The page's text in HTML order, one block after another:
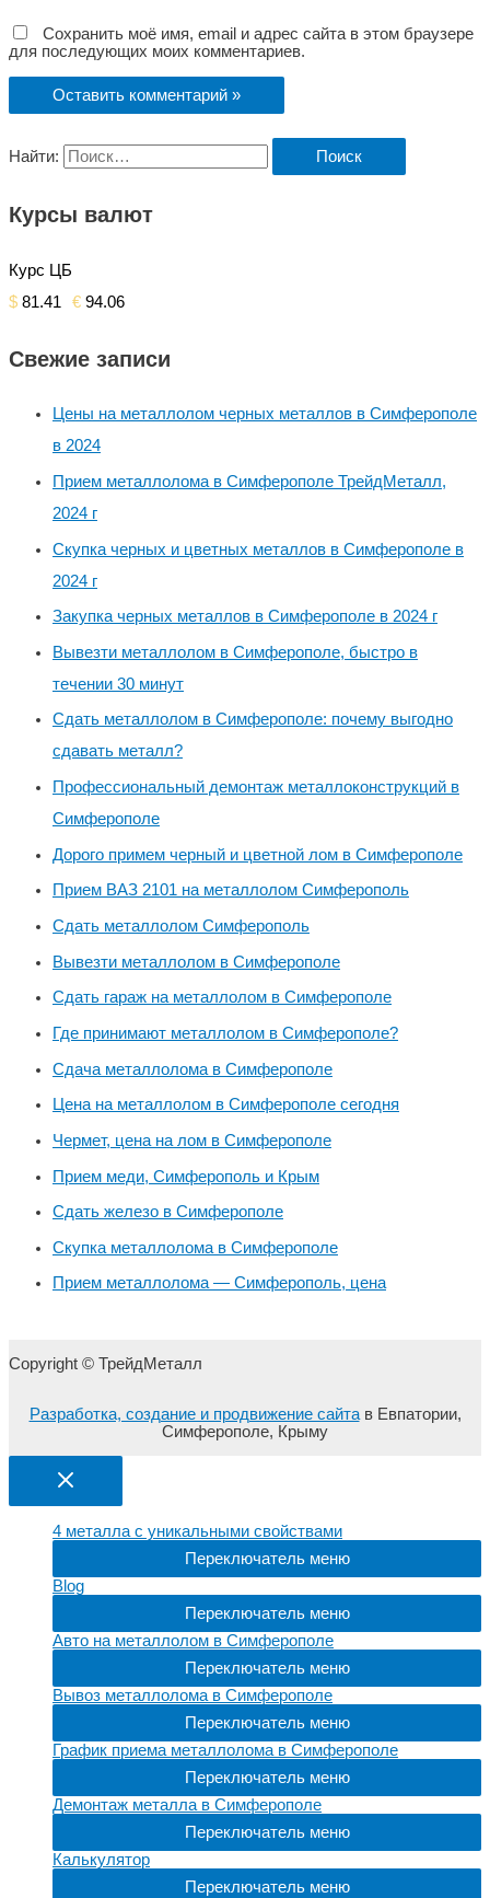
Сохранить моё имя, email и адрес сайта в этом браузере
для последующих моих комментариев.
Найти:
Курсы валют
Курс ЦБ
$ 81.41 € 94.06
Свежие записи
Цены на металлолом черных металлов в Симферополе
в 2024
Прием металлолома в Симферополе ТрейдМеталл,
2024 г
Скупка черных и цветных металлов в Симферополе в
2024 г
Закупка черных металлов в Симферополе в 2024 г
Вывезти металлолом в Симферополе, быстро в
течении 30 минут
Сдать металлолом в Симферополе: почему выгодно
сдавать металл?
Профессиональный демонтаж металлоконструкций в
Симферополе
Дорого примем черный и цветной лом в Симферополе
Прием ВАЗ 2101 на металлолом Симферополь
Сдать металлолом Симферополь
Вывезти металлолом в Симферополе
Сдать гараж на металлолом в Симферополе
Где принимают металлолом в Симферополе?
Сдача металлолома в Симферополе
Цена на металлолом в Симферополе сегодня
Чермет, цена на лом в Симферополе
Прием меди, Симферополь и Крым
Сдать железо в Симферополе
Скупка металлолома в Симферополе
Прием металлолома — Симферополь, цена
Copyright © ТрейдМеталл
Разработка, создание и продвижение сайтав Евпатории,
Симферополе, Крыму
4 металла с уникальными свойствами
Переключатель меню
Blog
Переключатель меню
Авто на металлолом в Симферополе
Переключатель меню
Вывоз металлолома в Симферополе
Переключатель меню
График приема металлолома в Симферополе
Переключатель меню
Демонтаж металла в Симферополе
Переключатель меню
Калькулятор
Переключатель меню